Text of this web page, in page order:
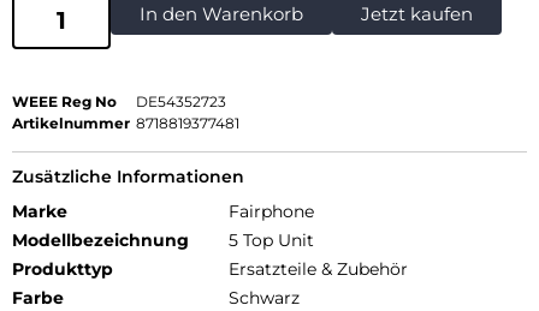
In den Warenkorb Jetzt kaufen
WEEE Reg No
DE54352723
Artikelnummer 8718819377481
Zusätzliche Informationen
Marke
Fairphone
Modellbezeichnung
5 Top Unit
Produkttyp
Ersatzteile & Zubehör
Farbe
Schwarz